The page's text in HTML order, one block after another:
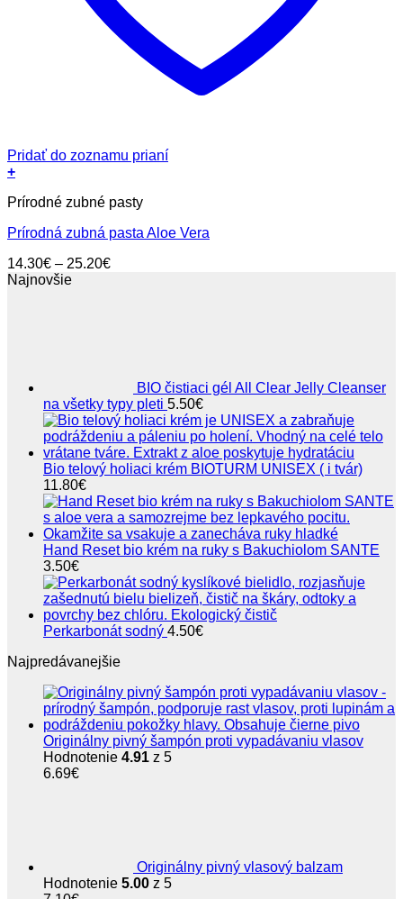
Pridať do zoznamu prianí
+
produkt
viacero
Možnosti
si
Prírodné zubné pasty
Prírodná zubná pasta Aloe Vera
14.30€ – 25.20€Price
Najnovšie
BIO čistiaci gél All Clear Jelly Cleanser
na všetky typy pleti 5.50€
Bio telový holiaci krém BIOTURM UNISEX ( i tvár)
11.80€
Hand Reset bio krém na ruky s Bakuchiolom SANTE
3.50€
Perkarbonát sodný 4.50€
Najpredávanejšie
Originálny pivný šampón proti vypadávaniu vlasov
Hodnotenie 4.91 z 5
6.69€
Originálny pivný vlasový balzam
Hodnotenie 5.00 z 5